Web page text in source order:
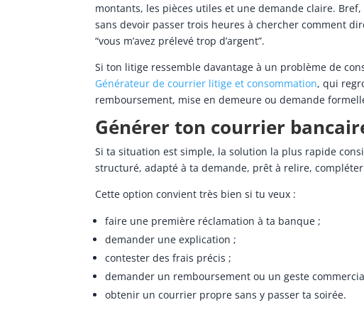
montants, les pièces utiles et une demande claire.
sans devoir passer trois heures à chercher comment
“vous m’avez prélevé trop d’argent”.
Si ton litige ressemble davantage à un problème de
Générateur de courrier litige et consommation, qui
remboursement, mise en demeure ou demande
Générer ton courrier
Si ta situation est simple, la solution la plus rapide
structuré, adapté à ta demande, prêt à relire,
Cette option convient très bien si tu veux :
faire une première réclamation à ta banque ;
demander une explication ;
contester des frais précis ;
demander un remboursement ou un geste
obtenir un courrier propre sans y passer ta soirée.